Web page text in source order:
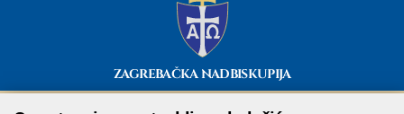
ZAGREBAČKA NADBISKUPIJA